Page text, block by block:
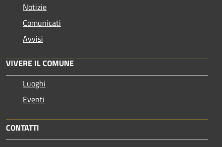
Notizie
Comunicati
Avvisi
VIVERE IL COMUNE
Luoghi
Eventi
CONTATTI